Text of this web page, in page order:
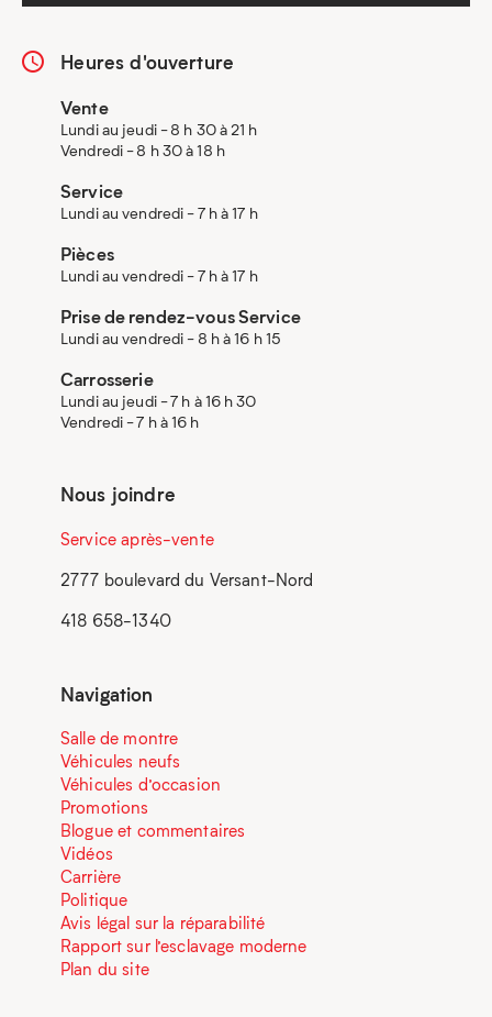
Heures d'ouverture
Vente
Lundi au jeudi - 8 h 30 à 21 h
Vendredi - 8 h 30 à 18 h
Service
Lundi au vendredi - 7 h à 17 h
Pièces
Lundi au vendredi - 7 h à 17 h
Prise de rendez-vous Service
Lundi au vendredi - 8 h à 16 h 15
Carrosserie
Lundi au jeudi - 7 h à 16 h 30
Vendredi - 7 h à 16 h
Nous joindre
Service après-vente
2777 boulevard du Versant-Nord
418 658-1340
Navigation
Salle de montre
Véhicules neufs
Véhicules d’occasion
Promotions
Blogue et commentaires
Vidéos
Carrière
Politique
Avis légal sur la réparabilité
Rapport sur l’esclavage moderne
Plan du site